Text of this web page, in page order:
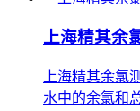
上海精其余
上海精其余氯
水中的余氯和